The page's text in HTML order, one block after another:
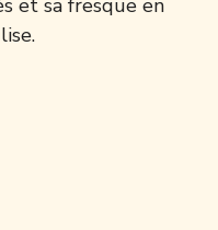
et sa fresque en